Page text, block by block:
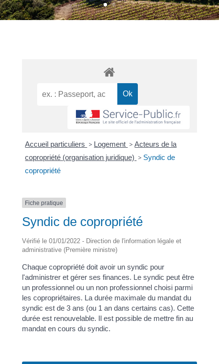
Accueil particuliers > Logement > Acteurs de la
copropriété (organisation juridique) > Syndic de
copropriété
Fiche pratique
Syndic de copropriété
Vérifié le 01/01/2022 - Direction de l'information légale et
administrative (Première ministre)
Chaque copropriété doit avoir un syndic pour
l'administrer et gérer ses finances. Le syndic peut être
un professionnel ou un non professionnel choisi parmi
les copropriétaires. La durée maximale du mandat du
syndic est de 3 ans (ou 1 an dans certains cas). Cette
durée est renouvelable. Il est possible de mettre fin au
mandat en cours du syndic.